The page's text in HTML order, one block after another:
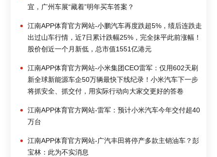
宜，广州车展“藏着”明年买车答案？
江南APP体育官方网站-小鹏汽车再度跌超5%，绩后连跌走
出过山车行情，近7日累计跌幅25%，完全抹平此前涨幅！
股价创近一个月新低，总市值1551亿港元
江南APP体育官方网站-小米集团CEO雷军：仅用602天刷
新全球新能源车企50万辆最快下线纪录！小米汽车下一步
将抓安全、抓交付，用实际行动向大家交更好的答卷
江南APP体育官方网站-雷军：预计小米汽车今年交付超40
万台
江南APP体育官方网站-广汽丰田将停产多款主销油车？彭
宝林：此为不实消息